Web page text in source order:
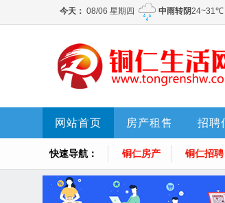
网站首页 房产租售 招聘
快速导航： 铜仁房产 铜仁招聘